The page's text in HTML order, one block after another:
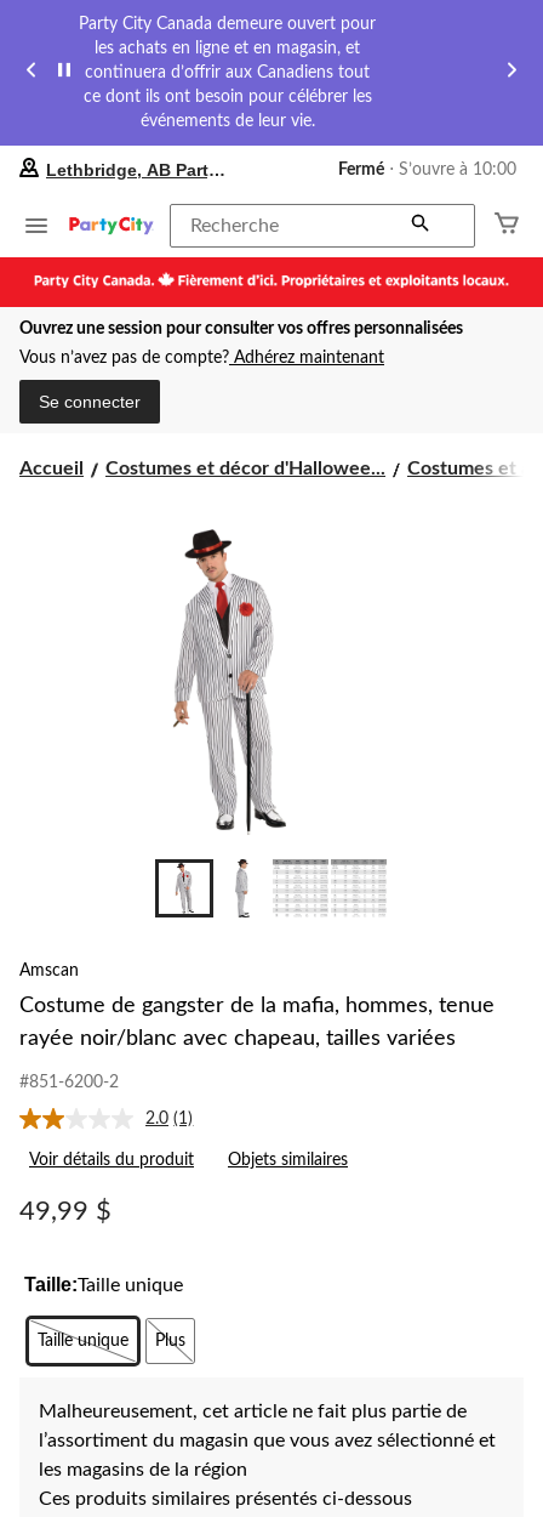
Party City Canada demeure ouvert pour
les achats en ligne et en magasin, et
continuera d’offrir aux Canadiens tout
ce dont ils ont besoin pour célébrer les
événements de leur vie.
préféré
Lethbridge,
Party
City,
courament
Fermé,
pour
Lethbridge, AB Party City Fermé ⋅ S’ouvre à 10:00
Recherche
Ouvrez une session pour consulter vos offres personnalisées
Vous n’avez pas de compte? Adhérez maintenant
Se connecter
Accueil Costumes et décor d'Hallowee... Costumes et
Amscan
Costume de gangster de la mafia, hommes, tenue
rayée noir/blanc avec chapeau, tailles variées
#851-6200-2
2.0 Lire
commentaire.
(1)
Voir détails du produit Objets similaires
49,99 $
Taille:Taille unique
Taille unique Plus
Malheureusement, cet article ne fait plus partie de
l’assortiment du magasin que vous avez sélectionné et
les magasins de la région
Ces produits similaires présentés ci-dessous